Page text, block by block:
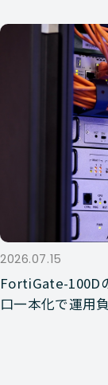
2026.07.15
FortiGate-100D
口一本化で運用